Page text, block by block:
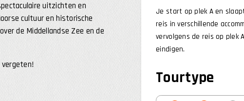
uitzichten en
cultuur en historische
de Middellandse Zee en de
Je start op plek A en
reis in verschillende
vervolgens de reis op plek
eindigen.
Tourtype